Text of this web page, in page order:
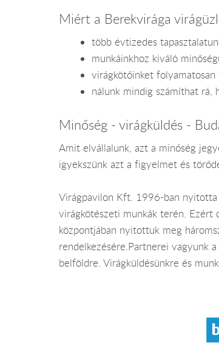
Miért a Berekvirága
több évtizedes
munkáinkhoz kiváló
virágkötőinket
nálunk mindig számíthat rá,
Minőség - virágküldés -
Amit elvállalunk, azt a minőség
igyekszünk azt a figyelmet és
Virágpavilon Kft. 1996-ban
virágkötészeti munkák terén. Ezért
központjában nyitottuk meg
rendelkezésére.Partnerei vagyunk
belföldre. Virágküldésünkre és